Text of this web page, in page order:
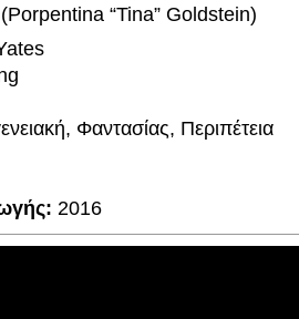
“Tina” Goldstein)
Φαντασίας, Περιπέτεια
2016